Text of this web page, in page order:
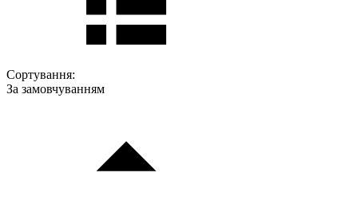
Сортування:
За замовчуванням